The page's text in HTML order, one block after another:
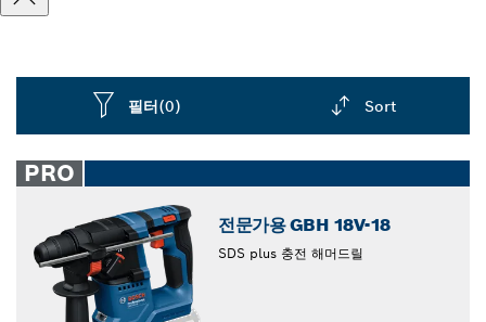
필터(0) Sort
closed
PRO
전문가용 GBH 18V-18
SDS plus 충전 해머드릴